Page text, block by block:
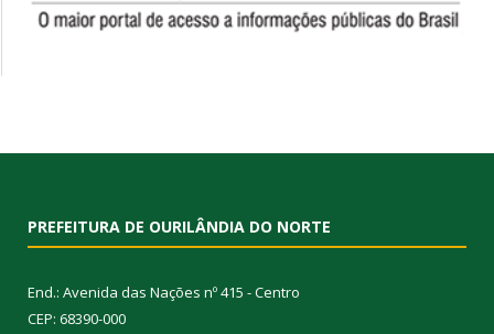
PREFEITURA DE OURILÂNDIA DO NORTE
End.: Avenida das Nações nº 415 - Centro
CEP: 68390-000